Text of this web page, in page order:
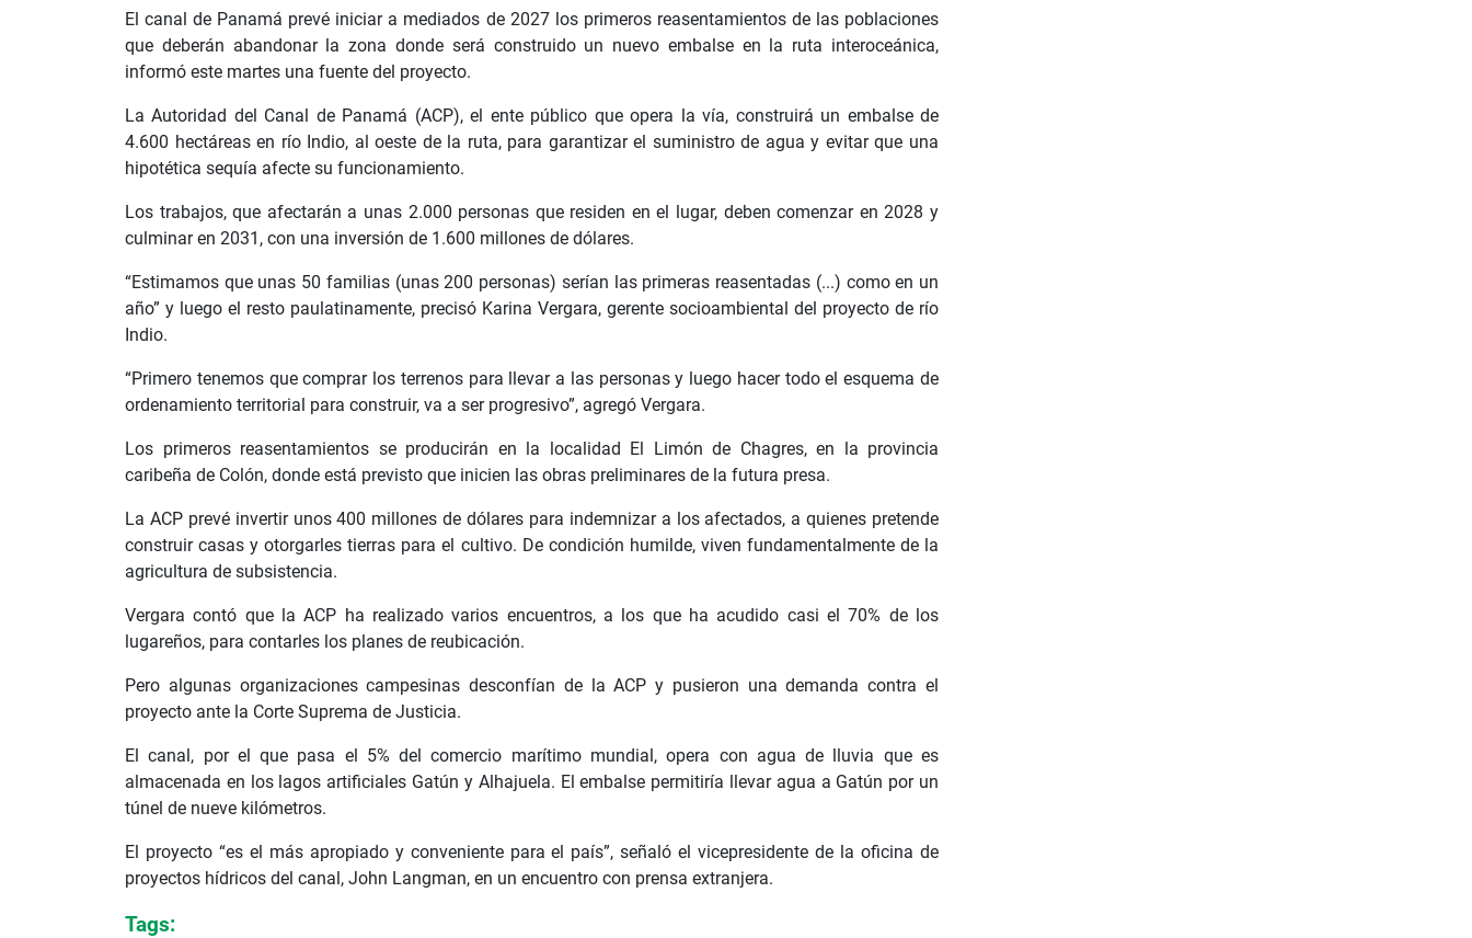
El canal de Panamá prevé iniciar a mediados de 2027 los primeros reasentamientos de las poblaciones
que deberán abandonar la zona donde será construido un nuevo embalse en la ruta interoceánica,
informó este martes una fuente del proyecto.
La Autoridad del Canal de Panamá (ACP), el ente público que opera la vía, construirá un embalse de
4.600 hectáreas en río Indio, al oeste de la ruta, para garantizar el suministro de agua y evitar que una
hipotética sequía afecte su funcionamiento.
Los trabajos, que afectarán a unas 2.000 personas que residen en el lugar, deben comenzar en 2028 y
culminar en 2031, con una inversión de 1.600 millones de dólares.
“Estimamos que unas 50 familias (unas 200 personas) serían las primeras reasentadas (...) como en un
año” y luego el resto paulatinamente, precisó Karina Vergara, gerente socioambiental del proyecto de río
Indio.
“Primero tenemos que comprar los terrenos para llevar a las personas y luego hacer todo el esquema de
ordenamiento territorial para construir, va a ser progresivo”, agregó Vergara.
Los primeros reasentamientos se producirán en la localidad El Limón de Chagres, en la provincia
caribeña de Colón, donde está previsto que inicien las obras preliminares de la futura presa.
La ACP prevé invertir unos 400 millones de dólares para indemnizar a los afectados, a quienes pretende
construir casas y otorgarles tierras para el cultivo. De condición humilde, viven fundamentalmente de la
agricultura de subsistencia.
Vergara contó que la ACP ha realizado varios encuentros, a los que ha acudido casi el 70% de los
lugareños, para contarles los planes de reubicación.
Pero algunas organizaciones campesinas desconfían de la ACP y pusieron una demanda contra el
proyecto ante la Corte Suprema de Justicia.
El canal, por el que pasa el 5% del comercio marítimo mundial, opera con agua de lluvia que es
almacenada en los lagos artificiales Gatún y Alhajuela. El embalse permitiría llevar agua a Gatún por un
túnel de nueve kilómetros.
El proyecto “es el más apropiado y conveniente para el país”, señaló el vicepresidente de la oficina de
proyectos hídricos del canal, John Langman, en un encuentro con prensa extranjera.
Tags: